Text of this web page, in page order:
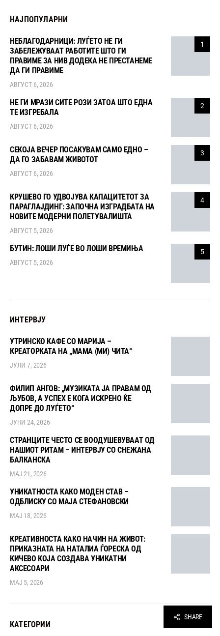
НАЈПОПУЛАРНИ
1
НЕБЛАГОДАРНИЦИ: ЛУЃЕТО НЕ ГИ
ЗАБЕЛЕЖУВААТ РАБОТИТЕ ШТО ГИ
ПРАВИМЕ ЗА НИВ ДОДЕКА НЕ ПРЕСТАНЕМЕ
ДА ГИ ПРАВИМЕ
АВГУСТ 6, 2026
2
НЕ ГИ МРАЗИ СИТЕ РОЗИ ЗАТОА ШТО ЕДНА
ТЕ ИЗГРЕБАЛА
АВГУСТ 6, 2026
3
СЕКОЈА ВЕЧЕР ПОСАКУВАМ САМО ЕДНО –
ДА ГО ЗАБАВАМ ЖИВОТОТ
АВГУСТ 6, 2026
4
КРУШЕВО ГО УДВОЈУВА КАПАЦИТЕТОТ ЗА
ПАРАГЛАЈДИНГ: ЗАПОЧНА ИЗГРАДБАТА НА
НОВИТЕ МОДЕРНИ ПОЛЕТУВАЛИШТА
АВГУСТ 5, 2026
5
БУТИН: ЛОШИ ЛУЃЕ ВО ЛОШИ ВРЕМИЊА
АВГУСТ 5, 2026
ИНТЕРВЈУ
УТРИНСКО КАФЕ СО МАРИЈА –
КРЕАТОРКАТА НА „МАМА (МИ) ЧИТА“
ЈУЛИ 7, 2026
ФИЛИП АНГОВ: „МУЗИКАТА ЈА ПРАВАМ ОД
ЉУБОВ, А УСПЕХ Е КОГА ИСКРЕНО ЌЕ
ДОПРЕ ДО ЛУЃЕТО“
ЈУНИ 24, 2026
СТРАНЦИТЕ ЧЕСТО СЕ ВООДУШЕВУВААТ ОД
НАШИОТ РИТАМ – ИНТЕРВЈУ СО СНЕЖАНА
БАЛКАНСКА
МАЈ 21, 2026
УНИКАТНОСТА КАКО МОДЕН СТАВ –
ОДБЛИСКУ СО МАЈА СТЕФАНОВСКИ
МАЈ 18, 2026
КРЕАТИВНОСТА КАКО НАЧИН НА ЖИВОТ:
ПРИКАЗНАТА НА НАТАЛИА ЃОРЕСКА ОД
КИЧЕВО КОЈА СОЗДАВА УНИКАТНИ
АКСЕСОАРИ
МАЈ 5, 2026
КАТЕГОРИИ
SHARE